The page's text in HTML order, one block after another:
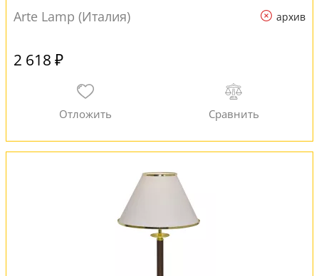
Arte Lamp (Италия)
архив
2 618 ₽